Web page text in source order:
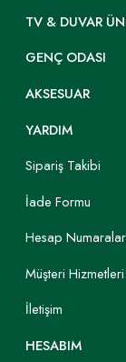
TV & DUVAR
GENÇ ODASI
AKSESUAR
YARDIM
Sipariş Takibi
İade Formu
Hesap
Müşteri Hizmetleri
İletişim
HESABIM